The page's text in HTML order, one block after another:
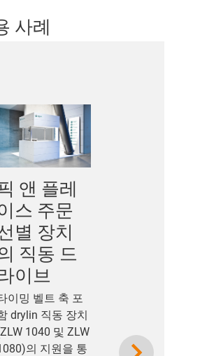
사례
앤 플레
스 주문
별 장치
직동 드
이브
이밍 벨트 축 포
drylin 직동 장치
1040 및 ZLW
의 지원을 통